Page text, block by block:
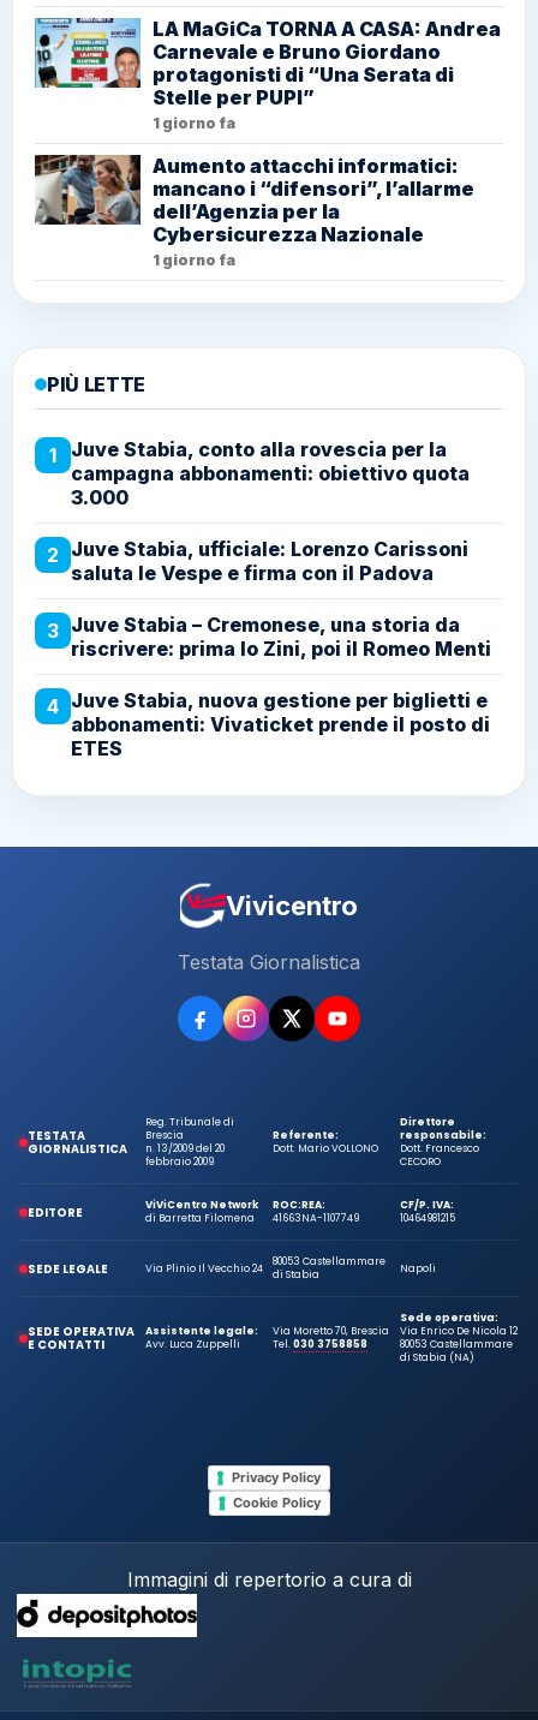
LA MaGiCa TORNA A CASA: Andrea
Carnevale e Bruno Giordano
protagonisti di “Una Serata di
Stelle per PUPI”
1 giorno fa
Aumento attacchi informatici:
mancano i “difensori”, l’allarme
dell’Agenzia per la
Cybersicurezza Nazionale
1 giorno fa
PIÙ LETTE
1
Juve Stabia, conto alla rovescia per la
campagna abbonamenti: obiettivo quota
3.000
2 Juve Stabia, ufficiale: Lorenzo Carissoni
saluta le Vespe e firma con il Padova
3 Juve Stabia – Cremonese, una storia da
riscrivere: prima lo Zini, poi il Romeo Menti
4 Juve Stabia, nuova gestione per biglietti e
abbonamenti: Vivaticket prende il posto di
ETES
Vivicentro
Testata Giornalistica
TESTATA
GIORNALISTICA
Reg. Tribunale di
Brescia
n. 13/2009 del 20
febbraio 2009
Referente:
Dott. Mario VOLLONO
Direttore
responsabile:
Dott. Francesco
CECORO
EDITORE
ViViCentro Network
di Barretta Filomena
ROC:
41663
REA:
NA-1107749
CF/P. IVA:
10464981215
SEDE LEGALE Via Plinio Il Vecchio 24
80053 Castellammare
di Stabia
Napoli
SEDE OPERATIVA
E CONTATTI
Assistente legale:
Avv. Luca Zuppelli
Via Moretto 70, Brescia
Tel.030 3758858
Sede operativa:
Via Enrico De Nicola 12
80053 Castellammare
di Stabia (NA)
Privacy Policy
Cookie Policy
Immagini di repertorio a cura di